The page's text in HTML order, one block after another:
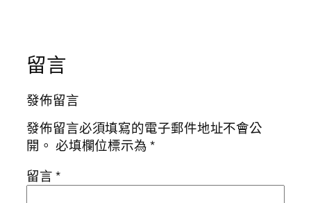
留言
發佈留言
發佈留言必須填寫的電子郵件地址不會公
開。 必填欄位標示為*
留言*